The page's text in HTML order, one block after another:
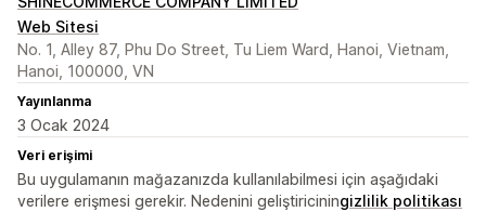
Web Sitesi
No. 1, Alley 87, Phu Do Street, Tu Liem Ward, Hanoi, Vietnam,
Hanoi, 100000, VN
Yayınlanma
3 Ocak 2024
Veri erişimi
Bu uygulamanın mağazanızda kullanılabilmesi için aşağıdaki
verilere erişmesi gerekir. Nedenini geliştiriciningizlilik politikası